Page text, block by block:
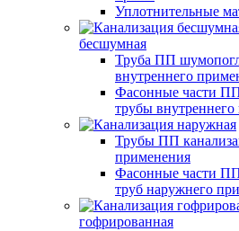
Уплотнительные
бесшумная
Труба ПП
внутреннего
Фасонные части
трубы
Трубы ПП
применения
Фасонные части
труб наружнего
гофрированная